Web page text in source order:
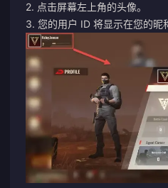
2. 点击屏幕左上角的头像。
3. 您的用户 ID 将显示在您的昵